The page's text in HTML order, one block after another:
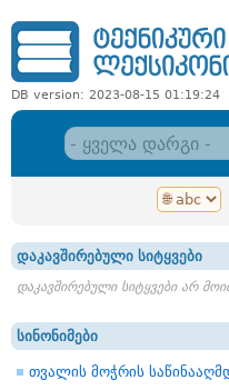
DB version: 2023-08-15 01:19:24
დაკავშირებული სიტყვები
დაკავშირებული სიტყვები არ
სინონიმები
თვალის მოჭრის